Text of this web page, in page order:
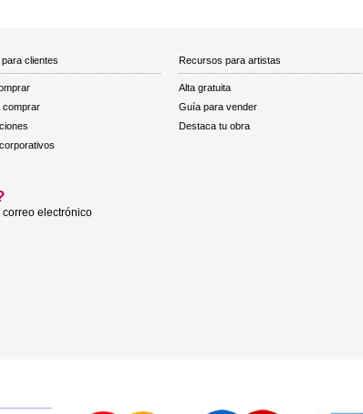
clientes
comprar
Recursos para artistas
Alta gratuita
Guía para vender
Destaca tu obra
electrónico